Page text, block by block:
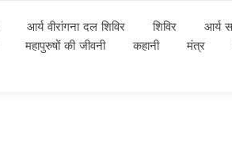
आर्य वीरांगना दल शिविर शिविर आर्य
महापुरुषों की जीवनी कहानी मंत्र